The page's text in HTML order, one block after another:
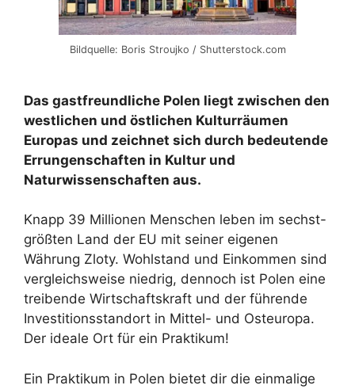
Bildquelle: Boris Stroujko / Shutterstock.com
Das gastfreundliche Polen liegt zwischen den
westlichen und östlichen Kulturräumen
Europas und zeichnet sich durch bedeutende
Errungenschaften in Kultur und
Naturwissenschaften aus.
Knapp 39 Millionen Menschen leben im sechst-
größten Land der EU mit seiner eigenen
Währung Zloty. Wohlstand und Einkommen sind
vergleichsweise niedrig, dennoch ist Polen eine
treibende Wirtschaftskraft und der führende
Investitionsstandort in Mittel- und Osteuropa.
Der ideale Ort für ein Praktikum!
Ein Praktikum in Polen bietet dir die einmalige